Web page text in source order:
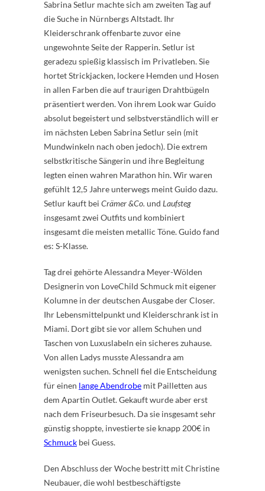
Sabrina Setlur machte sich am zweiten Tag auf
die Suche in Nürnbergs Altstadt. Ihr
Kleiderschrank offenbarte zuvor eine
ungewohnte Seite der Rapperin. Setlur ist
geradezu spießig klassisch im Privatleben. Sie
hortet Strickjacken, lockere Hemden und Hosen
in allen Farben die auf traurigen Drahtbügeln
präsentiert werden. Von ihrem Look war Guido
absolut begeistert und selbstverständlich will er
im nächsten Leben Sabrina Setlur sein (mit
Mundwinkeln nach oben jedoch). Die extrem
selbstkritische Sängerin und ihre Begleitung
legten einen wahren Marathon hin. Wir waren
gefühlt 12,5 Jahre unterwegs meint Guido dazu.
Setlur kauft bei Crämer &Co. und Laufsteg
insgesamt zwei Outfits und kombiniert
insgesamt die meisten metallic Töne. Guido fand
es: S-Klasse.
Tag drei gehörte Alessandra Meyer-Wölden
Designerin von LoveChild Schmuck mit eigener
Kolumne in der deutschen Ausgabe der Closer.
Ihr Lebensmittelpunkt und Kleiderschrank ist in
Miami. Dort gibt sie vor allem Schuhen und
Taschen von Luxuslabeln ein sicheres zuhause.
Von allen Ladys musste Alessandra am
wenigsten suchen. Schnell fiel die Entscheidung
für einen lange Abendrobe mit Pailletten aus
dem Apartin Outlet. Gekauft wurde aber erst
nach dem Friseurbesuch. Da sie insgesamt sehr
günstig shoppte, investierte sie knapp 200€ in
Schmuck bei Guess.
Den Abschluss der Woche bestritt mit Christine
Neubauer, die wohl bestbeschäftigste